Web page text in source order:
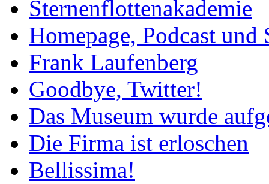
Sternenflottenakademie
Homepage, Podcast
Frank Laufenberg
Goodbye, Twitter!
Das Museum wurde
Die Firma ist erloschen
Bellissima!